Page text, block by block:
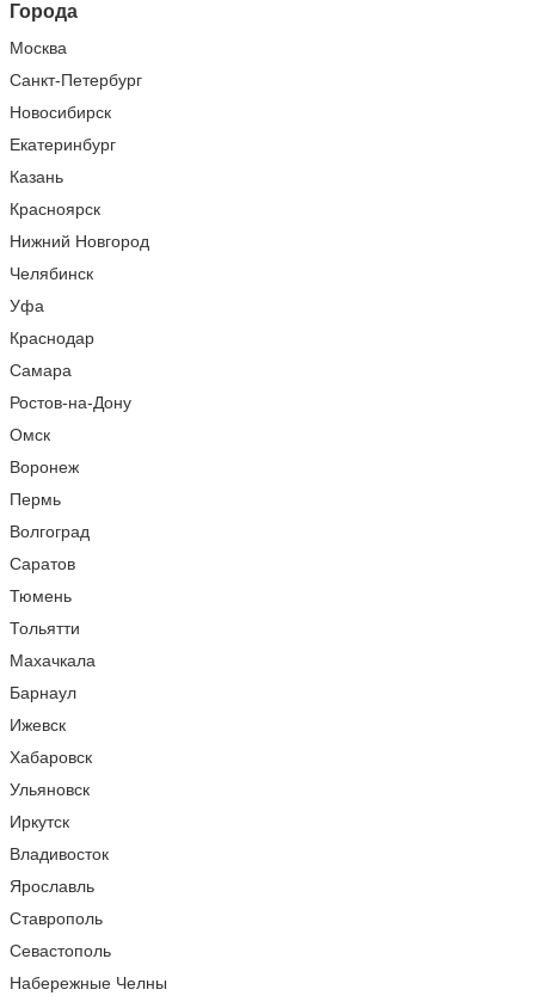
Города
Москва
Санкт-Петербург
Новосибирск
Екатеринбург
Казань
Красноярск
Нижний Новгород
Челябинск
Уфа
Краснодар
Самара
Ростов-на-Дону
Омск
Воронеж
Пермь
Волгоград
Саратов
Тюмень
Тольятти
Махачкала
Барнаул
Ижевск
Хабаровск
Ульяновск
Иркутск
Владивосток
Ярославль
Ставрополь
Севастополь
Набережные Челны